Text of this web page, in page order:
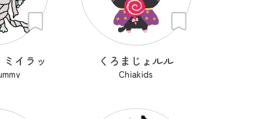
イラッ くろまじょルル
Chiakids